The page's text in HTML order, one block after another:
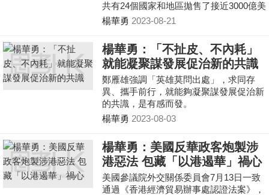
共有24個國家和地區拋售了接近3000億美
元美國國債。據統計已經有24個國家大規
售210億美元，俄羅斯到3月已經拋售了其
持有的96%美債，共計約1050億美元。
楊華勇 2023-08-21
楊華勇：「不扯皮、不內耗」
就能凝聚謀發展促治新的共識
鄭雁雄強調「英雄莫問出處」，求同存
異、攜手前行，就能夠凝聚謀發展促治新
的共識，是有感而發。
楊華勇 2023-08-03
楊華勇：美國反華政客炮製涉
港惡法 包藏「以港遏華」禍心
美國參議院外交關係委員會7月13日一致
通過《香港經濟貿易辦事處認證法案》，